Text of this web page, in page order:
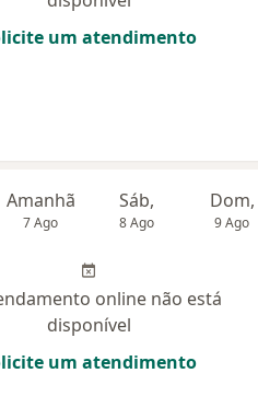
um atendimento
Amanhã
7 Ago
Sáb,
8 Ago
Dom,
9 Ago
online não está
disponível
um atendimento